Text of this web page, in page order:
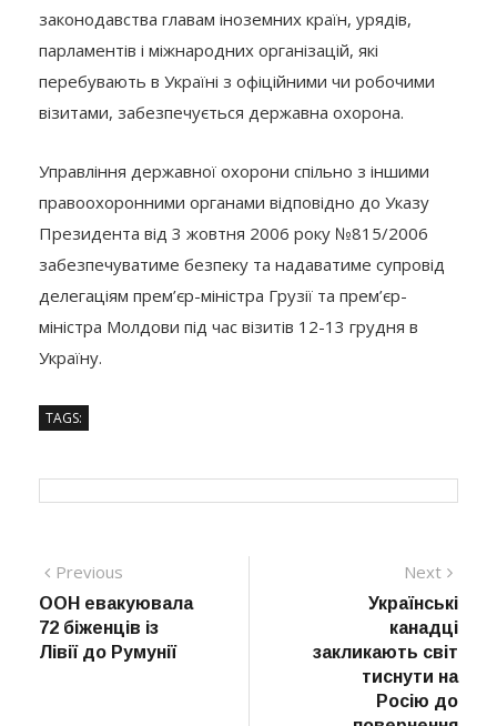
законодавства главам іноземних країн, урядів,
парламентів і міжнародних організацій, які
перебувають в Україні з офіційними чи робочими
візитами, забезпечується державна охорона.
Управління державної охорони спільно з іншими
правоохоронними органами відповідно до Указу
Президента від 3 жовтня 2006 року №815/2006
забезпечуватиме безпеку та надаватиме супровід
делегаціям прем’єр-міністра Грузії та прем’єр-
міністра Молдови під час візитів 12-13 грудня в
Україну.
TAGS:
Навігація
записів
Previous
post:
ООН евакуювала
72 біженців із
Лівії до Румунії
Next
post:
Українські
канадці
закликають світ
тиснути на
Росію до